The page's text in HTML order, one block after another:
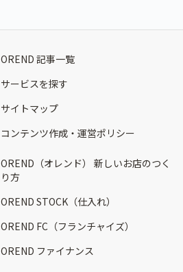
OREND 記事一覧
サービスを探す
サイトマップ
コンテンツ作成・運営ポリシー
OREND（オレンド） 新しいお店のつく
り方
OREND STOCK（仕入れ）
OREND FC（フランチャイズ）
OREND ファイナンス